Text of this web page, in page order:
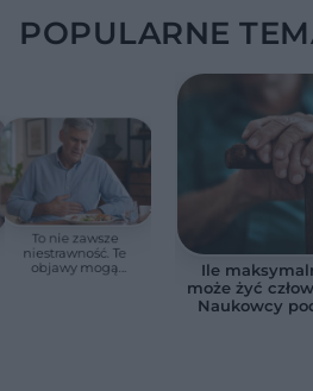
POPULARNE
To nie zawsze
niestrawność. Te
objawy mogą
Ile
może żyć
Naukowcy